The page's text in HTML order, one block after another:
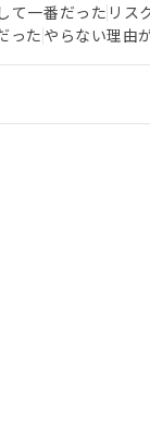
て一番だった リス
ったやらない理由